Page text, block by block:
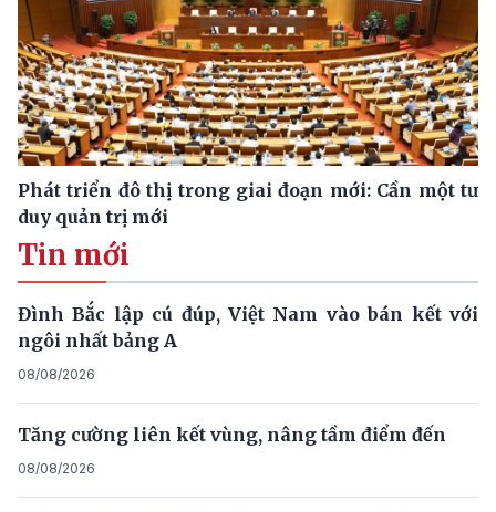
Phát triển đô thị trong giai đoạn mới: Cần một tư
duy quản trị mới
Tin mới
Đình Bắc lập cú đúp, Việt Nam vào bán kết với
ngôi nhất bảng A
08/08/2026
Tăng cường liên kết vùng, nâng tầm điểm đến
08/08/2026